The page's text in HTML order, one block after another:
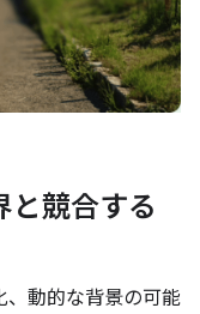
と競合する
、動的な背景の可能